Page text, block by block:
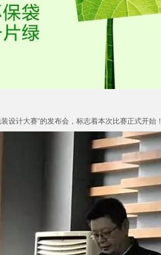
设计大赛”的发布会，标志着本次比赛正式开始！